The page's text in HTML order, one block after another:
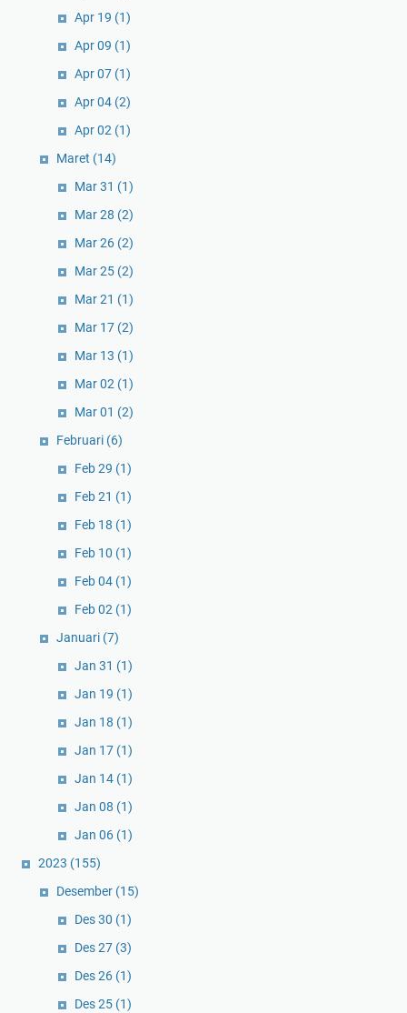
Apr 19 (1)
Apr 09 (1)
Apr 07 (1)
Apr 04 (2)
Apr 02 (1)
Maret (14)
Mar 31 (1)
Mar 28 (2)
Mar 26 (2)
Mar 25 (2)
Mar 21 (1)
Mar 17 (2)
Mar 13 (1)
Mar 02 (1)
Mar 01 (2)
Februari (6)
Feb 29 (1)
Feb 21 (1)
Feb 18 (1)
Feb 10 (1)
Feb 04 (1)
Feb 02 (1)
Januari (7)
Jan 31 (1)
Jan 19 (1)
Jan 18 (1)
Jan 17 (1)
Jan 14 (1)
Jan 08 (1)
Jan 06 (1)
2023 (155)
Desember (15)
Des 30 (1)
Des 27 (3)
Des 26 (1)
Des 25 (1)